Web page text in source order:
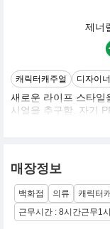
제너
캐릭터캐주얼 디자이
새로운 라이프 스타일
시얼을 추구함. 자기
로 패션 트렌드 리더
매장정보
백화점 의류 캐릭터
근무시간 : 8시간근무1